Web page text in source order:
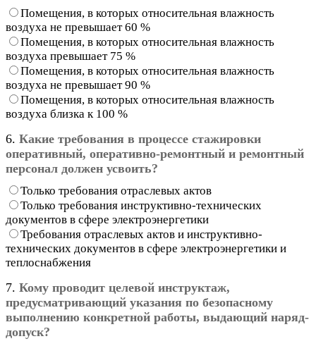
Помещения, в которых относительная влажность
воздуха не превышает 60 %
Помещения, в которых относительная влажность
воздуха превышает 75 %
Помещения, в которых относительная влажность
воздуха не превышает 90 %
Помещения, в которых относительная влажность
воздуха близка к 100 %
6. Какие требования в процессе стажировки
оперативный, оперативно-ремонтный и ремонтный
персонал должен усвоить?
Только требования отраслевых актов
Только требования инструктивно-технических
документов в сфере электроэнергетики
Требования отраслевых актов и инструктивно-
технических документов в сфере электроэнергетики и
теплоснабжения
7. Кому проводит целевой инструктаж,
предусматривающий указания по безопасному
выполнению конкретной работы, выдающий наряд-
допуск?